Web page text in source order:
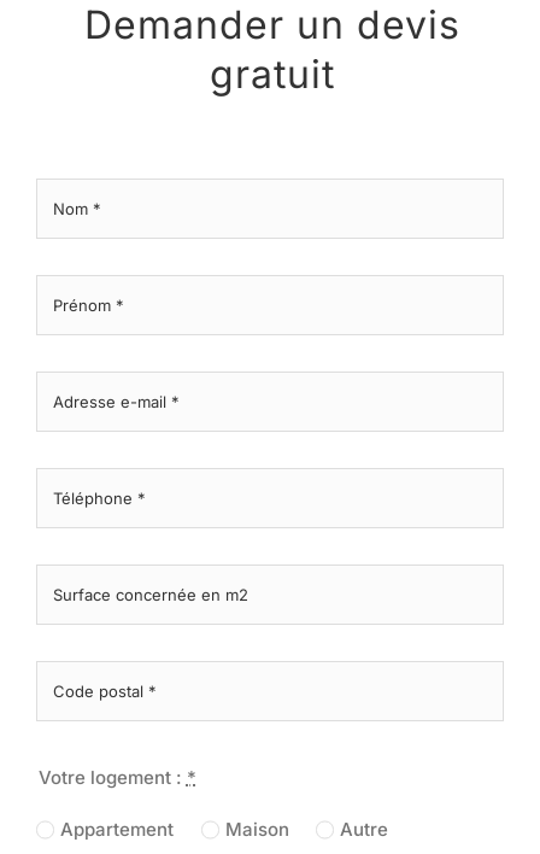
Demander un devis
gratuit
Votre logement : *
Appartement Maison Autre